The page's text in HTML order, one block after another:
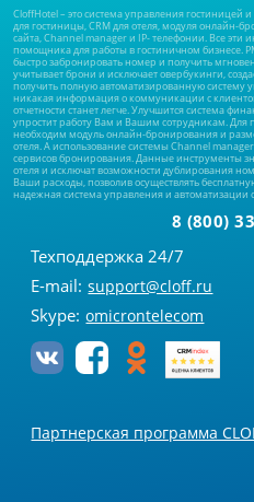
CloffHotel – это система управления гостиницей и
для гостиницы, CRM для отеля, модуля онлайн-
сайта, Channel manager и IP- телефонии. Все эти
помощника для работы в гостиничном бизнесе.
быстро забронировать номер и получить
учитывает брони и исключает овербукинги,
получить полную автоматизированную систему
никакая информация о коммуникации с
отчетности станет легче. Улучшится система
упростит работу Вам и Вашим сотрудникам. Для
необходим модуль онлайн-бронирования и
отеля. А использование системы Channel
сервисов бронирования. Данные инструменты
отеля и исключат возможности дублирования
Ваши расходы, позволив осуществлять
надежная система управления и автоматизации
8 (800)
Техподдержка 24/7
E-mail: support@cloff.ru
Skype: omicrontelecom
Партнерская программа